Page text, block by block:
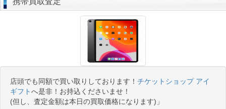
店頭でも同額で買い取りしております！ チケットショップ アイ
ギフトへ是非！お持込くださいませ！
(但し、査定金額は本日の買取価格になります)」